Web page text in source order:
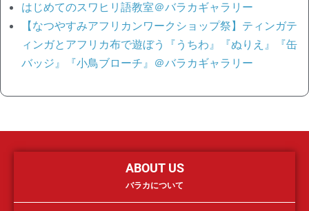
はじめてのスワヒリ語教室＠バラカギャラリー
【なつやすみアフリカンワークショップ祭】ティンガテ
ィンガとアフリカ布で遊ぼう『うちわ』『ぬりえ』『缶
バッジ』『小鳥ブローチ』＠バラカギャラリー
ABOUT US
バラカについて